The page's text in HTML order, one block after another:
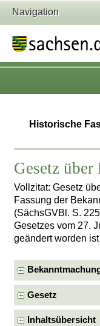
Navigation
Historische
Gesetz
Vollzitat: Gesetz
Fassung der
(SächsGVBl. S.
Gesetzes vom 27.
geändert worden ist
Gesetz
Inhaltsübersicht